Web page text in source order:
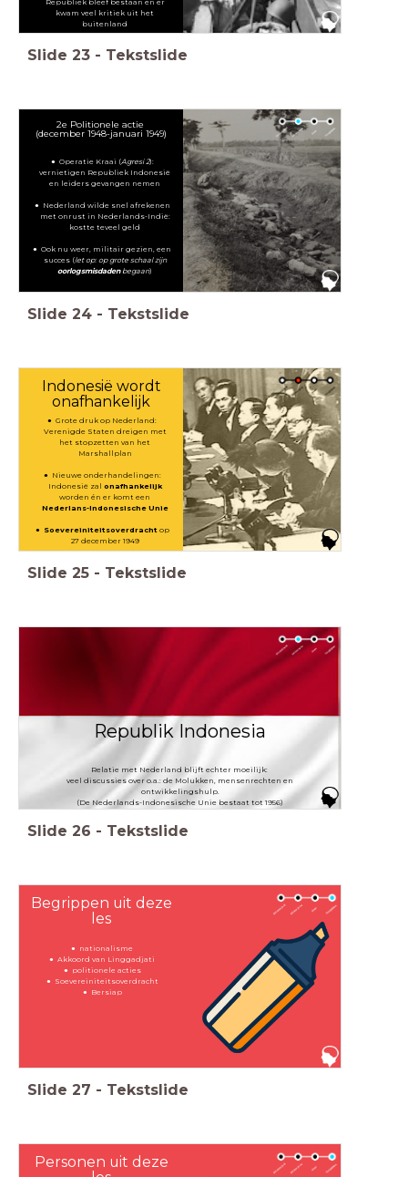
kwam veel kritiek uit het
buitenland
Slide 23 - Tekstslide
2e Politionele actie
(december 1948-januari 1949)
Operatie Kraai (Agresi 2):
vernietigen Republiek Indonesië
en leiders gevangen nemen
Nederland wilde snel afrekenen
met onrust in Nederlands-Indië:
kostte teveel geld
Ook nu weer, militair gezien, een
succes (let op: op grote schaal zijn
oorlogsmisdadenbegaan)
Slide 24 - Tekstslide
Indonesië wordt
onafhankelijk
Grote druk op Nederland:
Verenigde Staten dreigen met
het stopzetten van het
Marshallplan
Nieuwe onderhandelingen:
Indonesië zal onafhankelijk
worden én er komt een
Nederlans-Indonesische Unie
Soevereiniteitsoverdrachtop
27 december 1949
Slide 25 - Tekstslide
Republik Indonesia
Relatie met Nederland blijft echter moeilijk:
veel discussies over o.a.: de Molukken, mensenrechten en
ontwikkelingshulp.
(De Nederlands-Indonesische Unie bestaat tot 1956)
Slide 26 - Tekstslide
Begrippen uit deze
les
nationalisme
Akkoord van Linggadjati
politionele acties
Soevereiniteitsoverdracht
Bersiap
Slide 27 - Tekstslide
Personen uit deze